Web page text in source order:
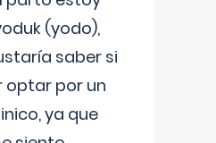
(yodo),
saber si
optar por un
ya que